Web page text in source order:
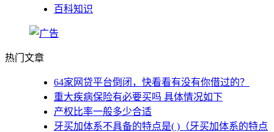
百科知识
热门文章
64家网贷平台倒闭，快看看有没有你借过的？
重大疾病保险有必要买吗 具体情况如下
产权比率一般多少合适
牙买加体系不具备的特点是( )（牙买加体系的特点